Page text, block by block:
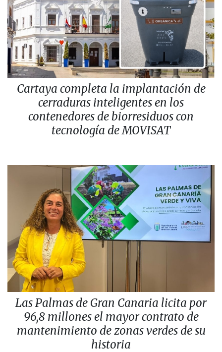
Cartaya completa la implantación de
cerraduras inteligentes en los
contenedores de biorresiduos con
tecnología de MOVISAT
Las Palmas de Gran Canaria licita por
96,8 millones el mayor contrato de
mantenimiento de zonas verdes de su
historia